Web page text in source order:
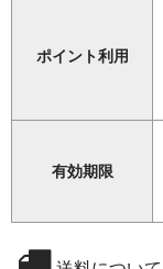
ポイント利用
有効期限